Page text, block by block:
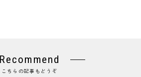
Recommend
こちらの記事もどうぞ